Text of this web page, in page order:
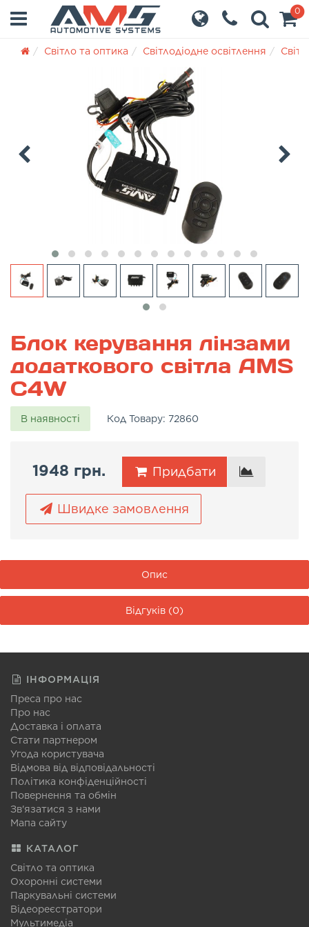
0
Світло та оптика Світлодіодне освітлення
‹ ›
Блок керування лінзами
додаткового світла AMS
C4W
В наявності Код Товару: 72860
1948 грн. Придбати
Швидке замовлення
Опис
Відгуків (0)
ІНФОРМАЦІЯ
Преса про нас
Про нас
Доставка і оплата
Стати партнером
Угода користувача
Відмова від відповідальності
Політика конфіденційності
Повернення та обмін
Зв'язатися з нами
Мапа сайту
КАТАЛОГ
Світло та оптика
Охоронні системи
Паркувальні системи
Відеореєстратори
Мультимедіа